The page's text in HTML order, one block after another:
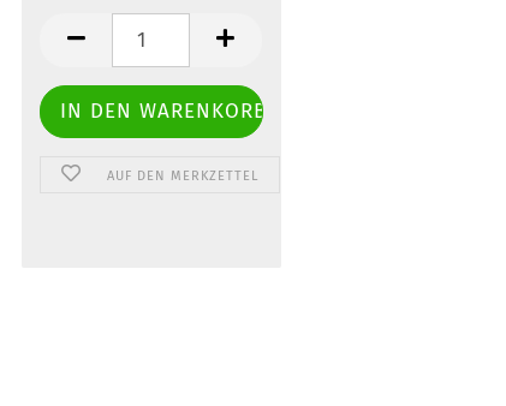
AUF DEN MERKZETTEL